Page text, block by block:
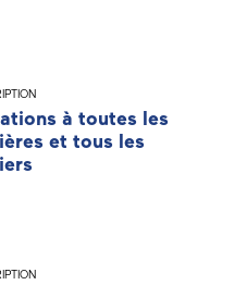
à toutes les
et tous les